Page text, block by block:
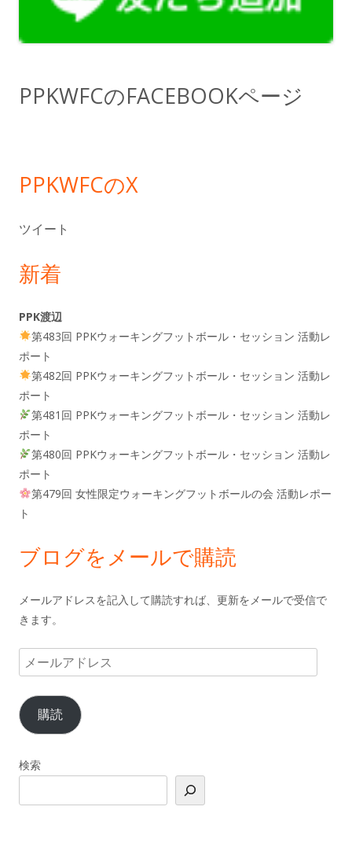
イ
ド
PPKWFCのFACEBOOKページ
PPKWFCのX
ツイート
新着
PPK渡辺
第483回 PPKウォーキングフットボール・セッション 活動レ
ポート
第482回 PPKウォーキングフットボール・セッション 活動レ
ポート
第481回 PPKウォーキングフットボール・セッション 活動レ
ポート
第480回 PPKウォーキングフットボール・セッション 活動レ
ポート
第479回 女性限定ウォーキングフットボールの会 活動レポー
ト
ブログをメールで購読
メールアドレスを記入して購読すれば、更新をメールで受信で
きます。
ー
ル
ア
ド
ス
購読
検索